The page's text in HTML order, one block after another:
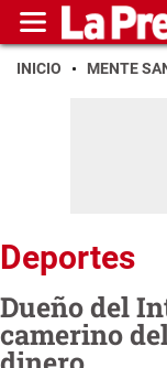
INICIO MENTE
Deportes
Dueño del
camerino